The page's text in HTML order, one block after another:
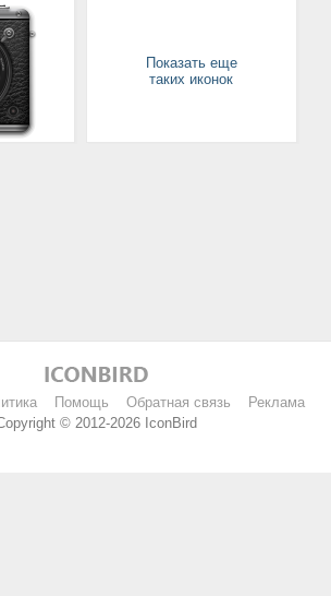
Показать еще
таких иконок
Помощь Обратная связь
Реклама
© 2012-2026 IconBird